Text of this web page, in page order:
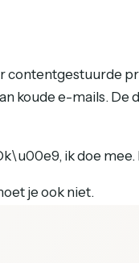
contentgestuurde
koude e-mails.
ik doe
je ook niet.